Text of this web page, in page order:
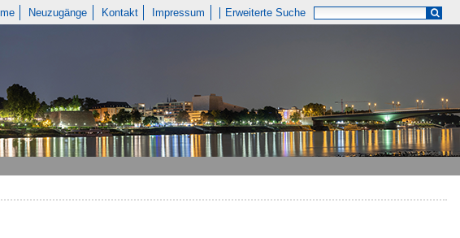
Neuzugänge Kontakt Impressum Erweiterte Suche